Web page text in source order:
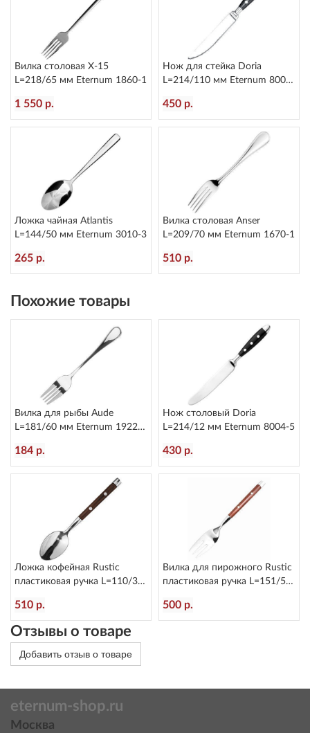
Вилка столовая X-15
L=218/65 мм Eternum 1860-1
1 550 р.
Нож для стейка Doria
L=214/110 мм Eternum 8004-
450 р.
Ложка чайная Atlantis
L=144/50 мм Eternum 3010-3
265 р.
Вилка столовая Anser
L=209/70 мм Eternum 1670-1
510 р.
Похожие товары
Вилка для рыбы Aude
L=181/60 мм Eternum 1922-
184 р.
Нож столовый Doria
L=214/12 мм Eternum 8004-5
430 р.
Ложка кофейная Rustic
пластиковая ручка L=110/30
510 р.
Вилка для пирожного Rustic
пластиковая ручка L=151/50
500 р.
Отзывы о товаре
Добавить отзыв о товаре
eternum-shop.ru
Москва